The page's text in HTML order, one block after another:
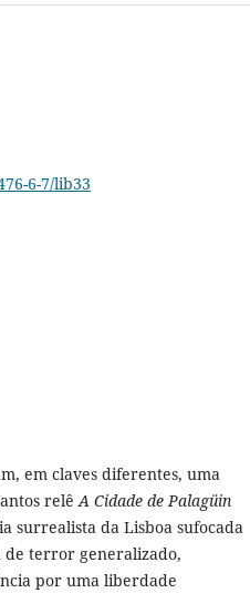
6-7/lib33
em claves diferentes, uma
relêA Cidade de Palagüin
surrealista da Lisboa sufocada
de terror generalizado,
por uma liberdade